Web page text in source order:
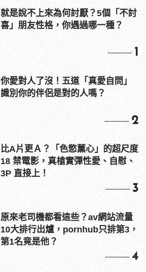
就是說不上來為何討厭？5個「不討
喜」朋友性格，你遇過哪一種？
1
你愛對人了沒！五道「真愛自問」
識別你的伴侶是對的人嗎？
2
比A片更Ａ？「色慾薰心」的超尺度
18 禁電影，真槍實彈性愛、自慰、
3P 直接上！
3
原來老司機都看這些？av網站流量
10大排行出爐，pornhub只排第3，
第1名竟是他？
4